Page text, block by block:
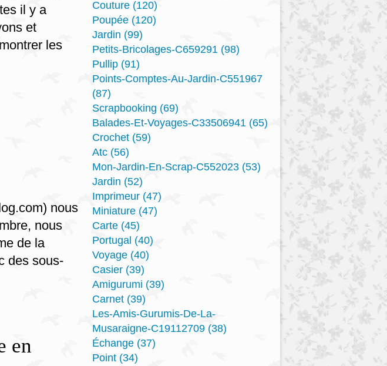
il y a
et
les
nous
nous
de la
des sous-
en
Couture (120)
Poupée (120)
Jardin (99)
Petits-Bricolages-C659291 (98)
Pullip (91)
Points-Comptes-Au-Jardin-C551967
(87)
Scrapbooking (69)
Balades-Et-Voyages-C33506941 (65)
Crochet (59)
Atc (56)
Mon-Jardin-En-Scrap-C552023 (53)
Jardin (52)
Imprimeur (47)
Miniature (47)
Carte (45)
Portugal (40)
Voyage (40)
Casier (39)
Amigurumi (39)
Carnet (39)
Les-Amis-Gurumis-De-La-
Musaraigne-C19112709 (38)
Échange (37)
Point (34)